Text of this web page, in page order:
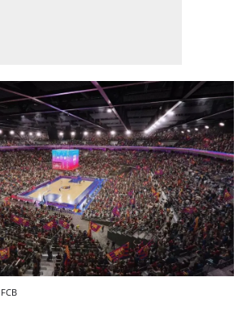
FCB